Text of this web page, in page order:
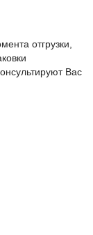
отгрузки,
Вас